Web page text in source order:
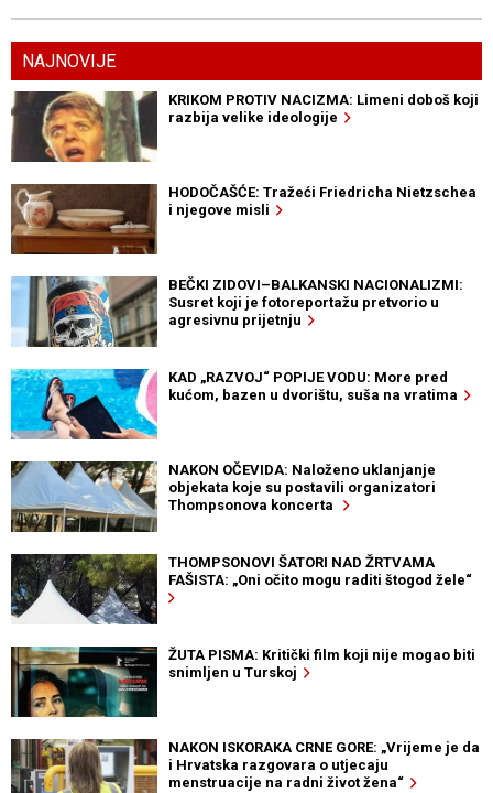
NAJNOVIJE
KRIKOM PROTIV NACIZMA: Limeni doboš koji
razbija velike ideologije
HODOČAŠĆE: Tražeći Friedricha Nietzschea
i njegove misli
BEČKI ZIDOVI–BALKANSKI NACIONALIZMI:
Susret koji je fotoreportažu pretvorio u
agresivnu prijetnju
KAD „RAZVOJ“ POPIJE VODU: More pred
kućom, bazen u dvorištu, suša na vratima
NAKON OČEVIDA: Naloženo uklanjanje
objekata koje su postavili organizatori
Thompsonova koncerta
THOMPSONOVI ŠATORI NAD ŽRTVAMA
FAŠISTA: „Oni očito mogu raditi štogod žele“
ŽUTA PISMA: Kritički film koji nije mogao biti
snimljen u Turskoj
NAKON ISKORAKA CRNE GORE: „Vrijeme je da
i Hrvatska razgovara o utjecaju
menstruacije na radni život žena“